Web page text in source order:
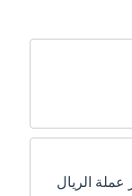
عملة الريال